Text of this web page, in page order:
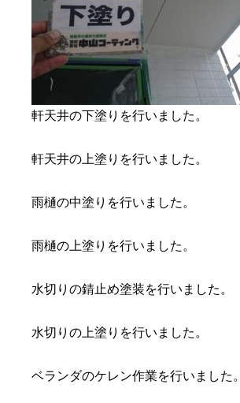
軒天井の下塗りを行いました。
軒天井の上塗りを行いました。
雨樋の中塗りを行いました。
雨樋の上塗りを行いました。
水切りの錆止め塗装を行いました。
水切りの上塗りを行いました。
ベランダのケレン作業を行いました。